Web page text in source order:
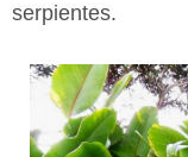
serpientes.